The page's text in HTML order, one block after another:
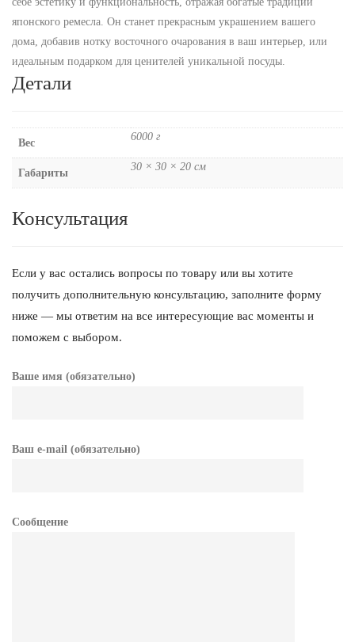
японского ремесла. Он станет прекрасным украшением вашего
дома, добавив нотку восточного очарования в ваш интерьер, или
идеальным подарком для ценителей уникальной посуды.
Детали
Вес
6000 г
Габариты
30 × 30 × 20 см
Консультация
Если у вас остались вопросы по товару или вы хотите
получить дополнительную консультацию, заполните форму
ниже — мы ответим на все интересующие вас моменты и
поможем с выбором.
Ваше имя (обязательно)
Ваш e-mail (обязательно)
Сообщение